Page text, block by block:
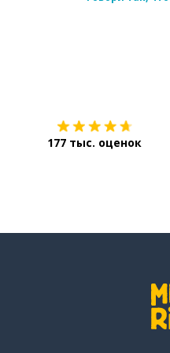
177 тыс. оценок